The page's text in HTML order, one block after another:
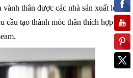
thân được các nhà sản xuất lon
cầu tạo thành móc thân thích hợp